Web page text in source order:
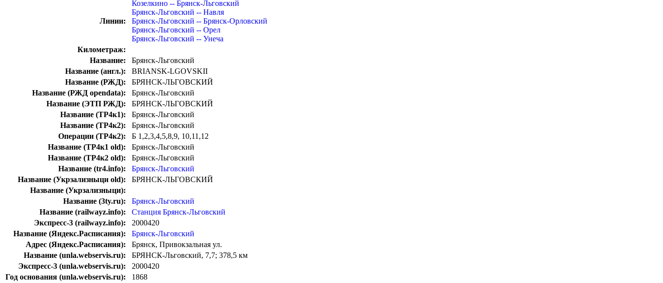
Линии:
Козелкино -- Брянск-Льговский
Брянск-Льговский -- Навля
Брянск-Льговский -- Брянск-Орловский
Брянск-Льговский -- Орел
Брянск-Льговский -- Унеча
Километраж:
Название:
Брянск-Льговский
Название (англ.):
BRIANSK-LGOVSKII
Название (РЖД):
БРЯНСК-ЛЬГОВСКИЙ
Название (РЖД opendata):
Брянск-Льговский
Название (ЭТП РЖД):
БРЯНСК-ЛЬГОВСКИЙ
Название (ТР4к1):
Брянск-Льговский
Название (ТР4к2):
Брянск-Льговский
Операции (ТР4к2):
Б 1,2,3,4,5,8,9, 10,11,12
Название (ТР4к1 old):
Брянск-Льговский
Название (ТР4к2 old):
Брянск-Льговский
Название (tr4.info):
Брянск-Льговский
Название (Укрзализныци old):
БРЯНСК-ЛЬГОВСКИЙ
Название (Укрзализныци):
Название (3ty.ru):
Брянск-Льговский
Название (railwayz.info):
Станция Брянск-Льговский
Экспресс-3 (railwayz.info):
2000420
Название (Яндекс.Расписания):
Брянск-Льговский
Адрес (Яндекс.Расписания):
Брянск, Привокзальная ул.
Название (unla.webservis.ru):
БРЯНСК-Льговский, 7,7; 378,5 км
Экспресс-3 (unla.webservis.ru):
2000420
Год основания (unla.webservis.ru):
1868